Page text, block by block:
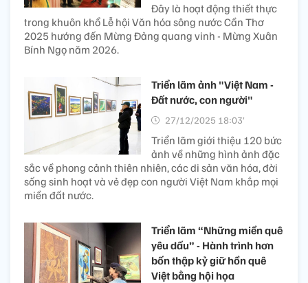
Đây là hoạt động thiết thực
trong khuôn khổ Lễ hội Văn hóa sông nước Cần Thơ
2025 hướng đến Mừng Đảng quang vinh - Mừng Xuân
Bính Ngọ năm 2026.
Triển lãm ảnh "Việt Nam -
Đất nước, con người"
27/12/2025 18:03’
Triển lãm giới thiệu 120 bức
ảnh về những hình ảnh đặc
sắc về phong cảnh thiên nhiên, các di sản văn hóa, đời
sống sinh hoạt và vẻ đẹp con người Việt Nam khắp mọi
miền đất nước.
Triển lãm “Những miền quê
yêu dấu” - Hành trình hơn
bốn thập kỷ giữ hồn quê
Việt bằng hội họa